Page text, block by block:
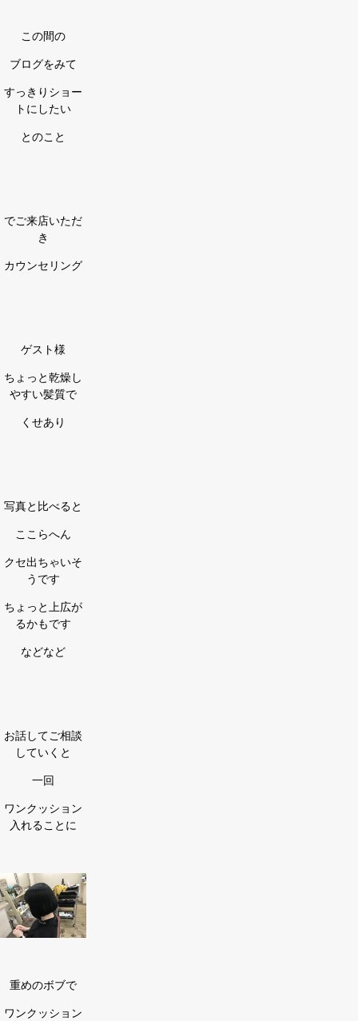
この間の
ブログをみて
すっきりショー
トにしたい
とのこと
でご来店いただ
き
カウンセリング
ゲスト様
ちょっと乾燥し
やすい髪質で
くせあり
写真と比べると
ここらへん
クセ出ちゃいそ
うです
ちょっと上広が
るかもです
などなど
お話してご相談
していくと
一回
ワンクッション
入れることに
重めのボブで
ワンクッション